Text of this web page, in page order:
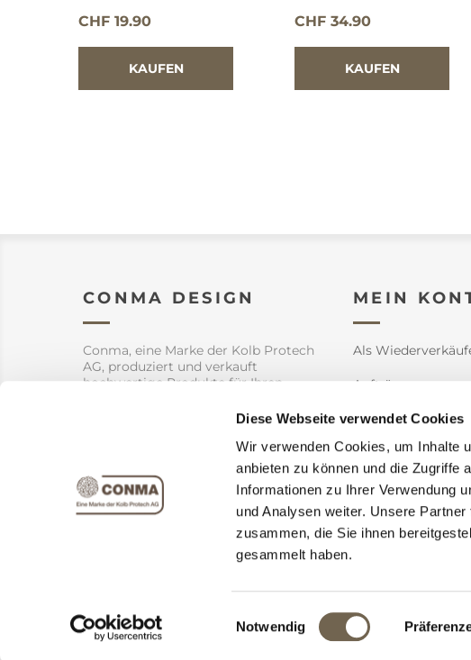
Diese Webseite verwendet Cookies
Wir verwenden Cookies, um Inhalte
anbieten zu können und die Zugriffe
Informationen zu Ihrer Verwendung
und Analysen weiter. Unsere
zusammen, die Sie ihnen
gesammelt haben.
Einwilligungsauswahl
Notwendig
CHF 19.90 CHF 34.90
CONMA DESIGN
Conma, eine Marke der Kolb Protech
AG, produziert und verkauft
hochwertige Produkte für Ihren
MEIN
Als
Aufträge
Adressen
Warenkorb
Powered by